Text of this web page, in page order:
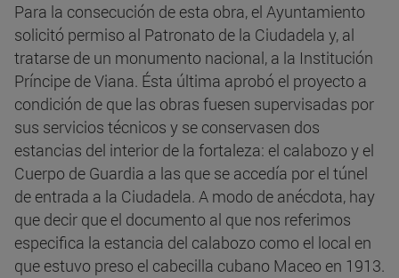
Para la consecución de esta obra, el Ayuntamiento
solicitó permiso al Patronato de la Ciudadela y, al
tratarse de un monumento nacional, a la Institución
Príncipe de Viana. Ésta última aprobó el proyecto a
condición de que las obras fuesen supervisadas por
sus servicios técnicos y se conservasen dos
estancias del interior de la fortaleza: el calabozo y el
Cuerpo de Guardia a las que se accedía por el túnel
de entrada a la Ciudadela. A modo de anécdota, hay
que decir que el documento al que nos referimos
especifica la estancia del calabozo como el local en
que estuvo preso el cabecilla cubano Maceo en 1913.